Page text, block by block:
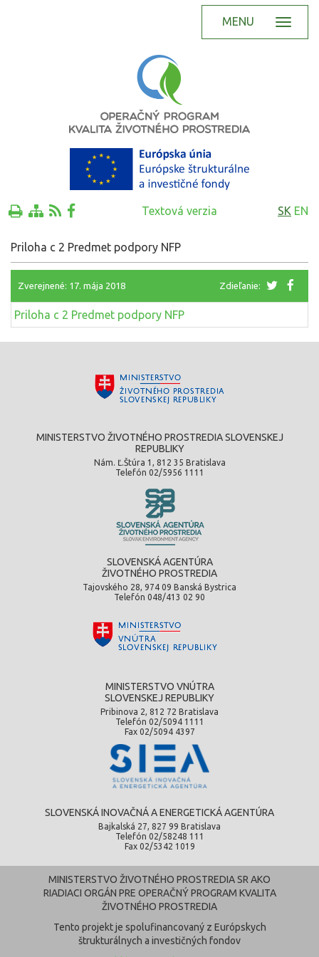
MENU
Textová verzia SK EN
Priloha c 2 Predmet podpory NFP
Zverejnené: 17. mája 2018 Zdieľanie:
Priloha c 2 Predmet podpory NFP
MINISTERSTVO ŽIVOTNÉHO PROSTREDIA SLOVENSKEJ
REPUBLIKY
Nám. Ľ.Štúra 1, 812 35 Bratislava
Telefón 02/5956 1111
SLOVENSKÁ AGENTÚRA
ŽIVOTNÉHO PROSTREDIA
Tajovského 28, 974 09 Banská Bystrica
Telefón 048/413 02 90
MINISTERSTVO VNÚTRA
SLOVENSKEJ REPUBLIKY
Pribinova 2, 812 72 Bratislava
Telefón 02/5094 1111
Fax 02/5094 4397
SLOVENSKÁ INOVAČNÁ A ENERGETICKÁ AGENTÚRA
Bajkalská 27, 827 99 Bratislava
Telefón 02/58248 111
Fax 02/5342 1019
MINISTERSTVO ŽIVOTNÉHO PROSTREDIA SR AKO
RIADIACI ORGÁN PRE OPERAČNÝ PROGRAM KVALITA
ŽIVOTNÉHO PROSTREDIA
Tento projekt je spolufinancovaný z Európskych
štrukturálnych a investičných fondov